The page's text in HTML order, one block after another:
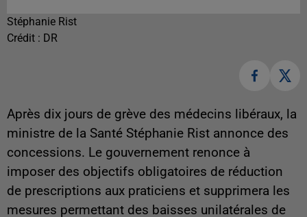
Stéphanie Rist
Crédit : DR
Après dix jours de grève des médecins libéraux, la
ministre de la Santé Stéphanie Rist annonce des
concessions. Le gouvernement renonce à
imposer des objectifs obligatoires de réduction
de prescriptions aux praticiens et supprimera les
mesures permettant des baisses unilatérales de